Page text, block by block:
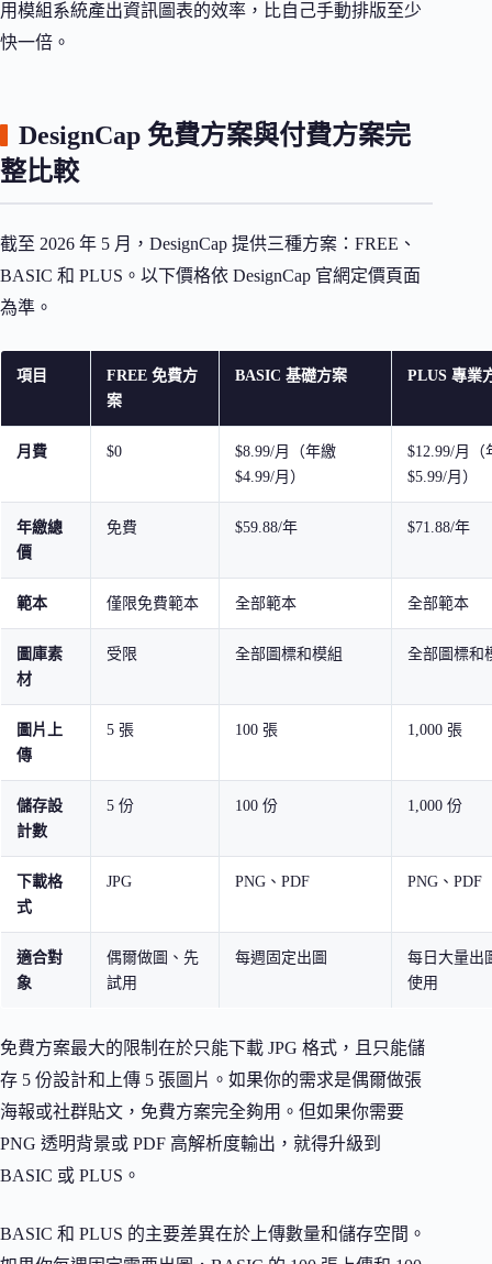
用模組系統產出資訊圖表的效率，比自己手動排版至少
快一倍。
DesignCap 免費方案與付費方案完
整比較
截至 2026 年 5 月，DesignCap 提供三種方案：FREE、
BASIC 和 PLUS。以下價格依 DesignCap 官網定價頁面
為準。
項目
FREE 免費方
案
BASIC 基礎方案 PLUS 專業
月費 $0
$8.99/月（年繳
$4.99/月）
$12.99/月（
$5.99/月）
年繳總
價
免費 $59.88/年 $71.88/年
範本 僅限免費範本 全部範本 全部範本
圖庫素
材
受限 全部圖標和模組 全部圖標和
圖片上
傳
5 張 100 張 1,000 張
儲存設
計數
5 份 100 份 1,000 份
下載格
式
JPG PNG、PDF PNG、PDF
適合對
象
偶爾做圖、先
試用
每週固定出圖
每日大量出
使用
免費方案最大的限制在於只能下載 JPG 格式，且只能儲
存 5 份設計和上傳 5 張圖片。如果你的需求是偶爾做張
海報或社群貼文，免費方案完全夠用。但如果你需要
PNG 透明背景或 PDF 高解析度輸出，就得升級到
BASIC 或 PLUS。
BASIC 和 PLUS 的主要差異在於上傳數量和儲存空間。